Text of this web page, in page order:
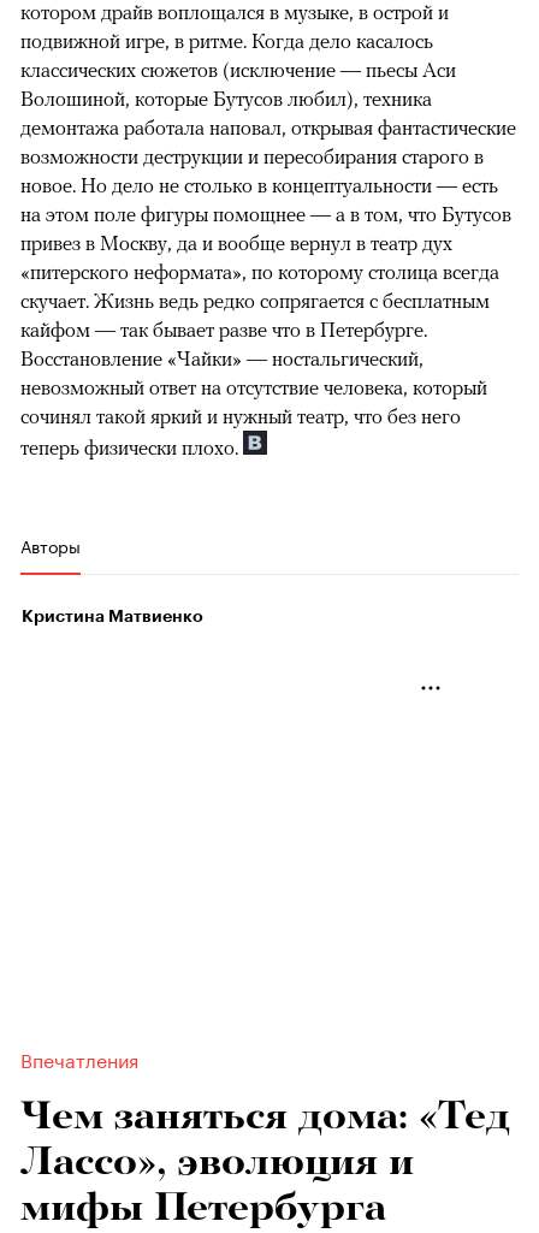
котором драйв воплощался в музыке, в острой и
подвижной игре, в ритме. Когда дело касалось
классических сюжетов (исключение — пьесы Аси
Волошиной, которые Бутусов любил), техника
демонтажа работала наповал, открывая фантастические
возможности деструкции и пересобирания старого в
новое. Но дело не столько в концептуальности — есть
на этом поле фигуры помощнее — а в том, что Бутусов
привез в Москву, да и вообще вернул в театр дух
«питерского неформата», по которому столица всегда
скучает. Жизнь ведь редко сопрягается с бесплатным
кайфом — так бывает разве что в Петербурге.
Восстановление «Чайки» — ностальгический,
невозможный ответ на отсутствие человека, который
сочинял такой яркий и нужный театр, что без него
теперь физически плохо.
Авторы
Кристина Матвиенко
Впечатления
Чем заняться дома: «Тед
Лассо», эволюция и
мифы Петербурга